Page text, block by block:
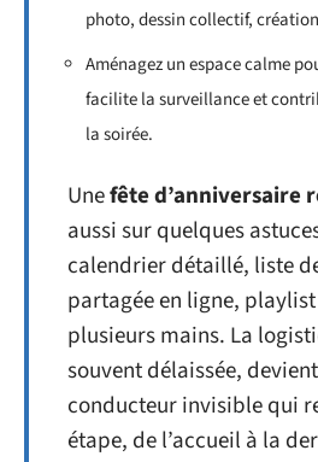
photo, dessin collectif,
Aménagez un espace calme
facilite la surveillance et
la soirée.
Unefête d’anniversaire
aussi sur quelques
calendrier détaillé, liste
partagée en ligne,
plusieurs mains. La
souvent délaissée,
conducteur invisible qui
étape, de l’accueil à la